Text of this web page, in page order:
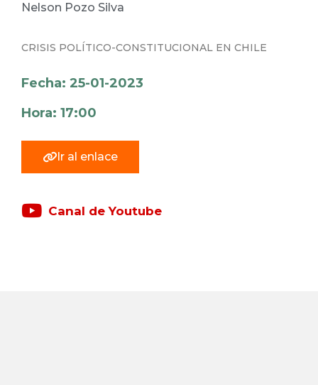
Nelson Pozo Silva
CRISIS POLÍTICO-CONSTITUCIONAL EN CHILE
Fecha: 25-01-2023
Hora: 17:00
Ir al enlace
Canal de Youtube